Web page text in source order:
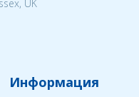
UK
Информация